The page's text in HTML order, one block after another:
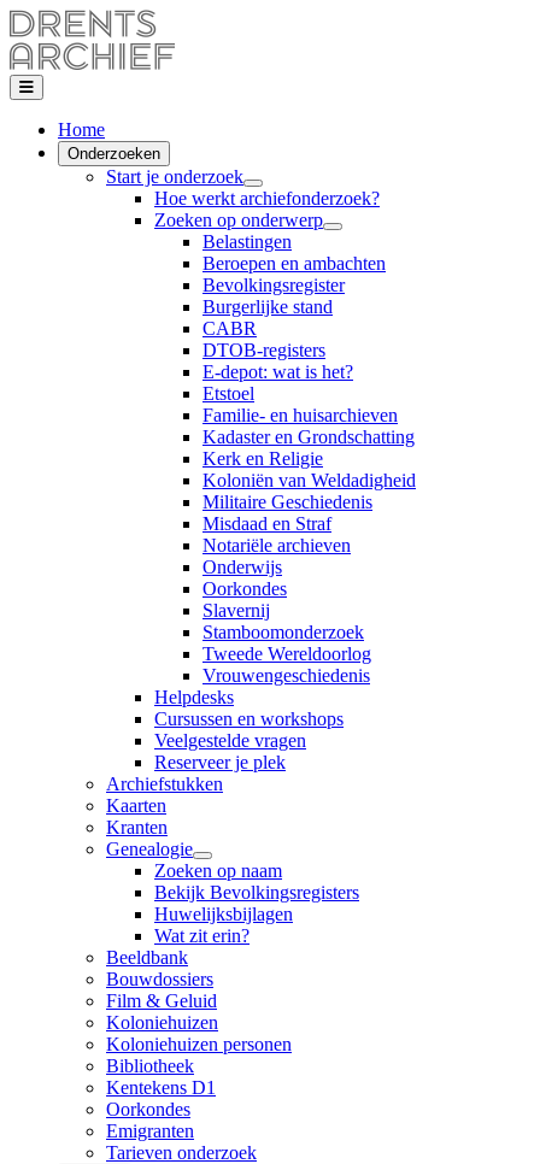
Home
Onderzoeken
Start je onderzoek
Hoe werkt archiefonderzoek?
Zoeken op onderwerp
Belastingen
Beroepen en ambachten
Bevolkingsregister
Burgerlijke stand
CABR
DTOB-registers
E-depot: wat is het?
Etstoel
Familie- en huisarchieven
Kadaster en Grondschatting
Kerk en Religie
Koloniën van Weldadigheid
Militaire Geschiedenis
Misdaad en Straf
Notariële archieven
Onderwijs
Oorkondes
Slavernij
Stamboomonderzoek
Tweede Wereldoorlog
Vrouwengeschiedenis
Helpdesks
Cursussen en workshops
Veelgestelde vragen
Reserveer je plek
Archiefstukken
Kaarten
Kranten
Genealogie
Zoeken op naam
Bekijk Bevolkingsregisters
Huwelijksbijlagen
Wat zit erin?
Beeldbank
Bouwdossiers
Film & Geluid
Koloniehuizen
Koloniehuizen personen
Bibliotheek
Kentekens D1
Oorkondes
Emigranten
Tarieven onderzoek